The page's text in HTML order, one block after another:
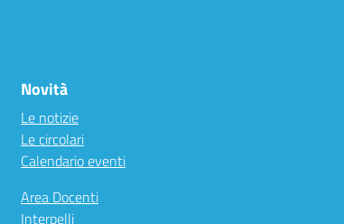
Novità
Le notizie
Le circolari
Calendario eventi
Area Docenti
Interpelli